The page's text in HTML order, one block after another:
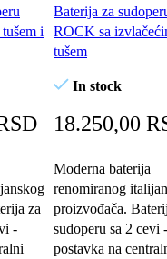
i
za
-
Baterija za
ROCK sa
tušem
In stock
18.250,00
Moderna baterija
renomiranog
proizvođača.
sudoperu sa 2 cevi -
postavka na